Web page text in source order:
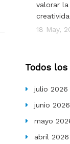
valorar
18 May,
Todos
julio 2026
junio 2026
mayo
abril 2026